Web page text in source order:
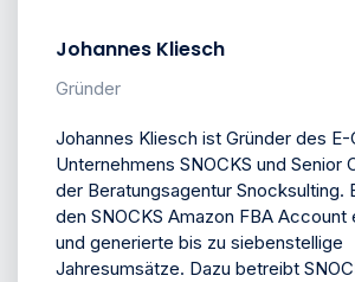
Johannes Kliesch
Gründer
Johannes Kliesch ist Gründer des
Unternehmens SNOCKS und Senior
der Beratungsagentur Snocksulting.
den SNOCKS Amazon FBA Account
und generierte bis zu siebenstellige
Jahresumsätze. Dazu betreibt